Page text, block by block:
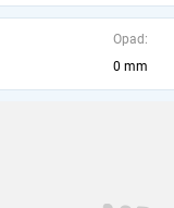
Opad:
0 mm